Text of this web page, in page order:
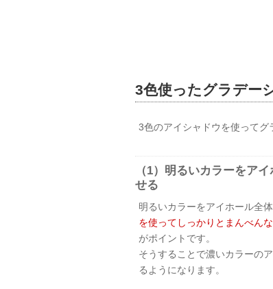
3色使ったグラデー
3色のアイシャドウを使ってグ
（1）明るいカラーをア
せる
明るいカラーをアイホール全体
を使ってしっかりとまんべん
がポイントです。
そうすることで濃いカラーの
るようになります。